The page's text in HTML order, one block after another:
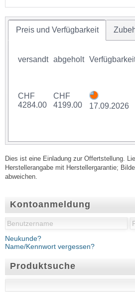
Kontoanmeldung
Neukunde?
Name/Kennwort vergessen?
Produktsuche
Preis und Verfügbarkeit
versandt abgeholt
CHF
4284.00
CHF
4199.00
17.09.2026
Dies ist eine Einladung zur Offertstellung.
Herstellerangabe mit Herstellergarantie;
abweichen.